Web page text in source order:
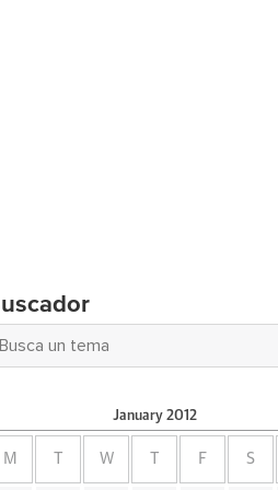
January 2012
M W F S